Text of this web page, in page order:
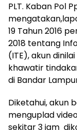
PLT. Kaban Pol
19 Tahun 2016
2018 tentang
(ITE), akun
khawatir
di Bandar
Diketahui, akun
menguplad
sekitar 3 jam